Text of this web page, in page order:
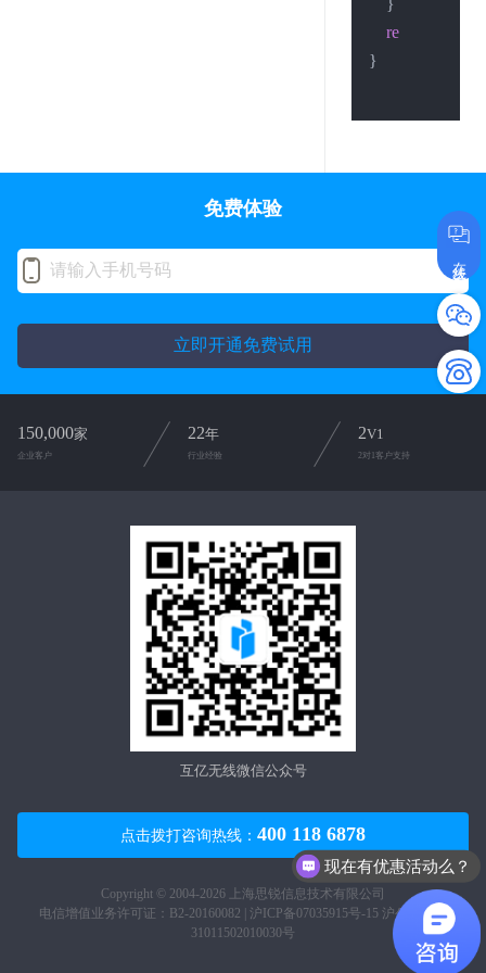
    }
return
}
在线咨询
免费体验
立即开通免费试用
150,000家
企业客户
22年
行业经验
2V1
2对1客户支持
互亿无线微信公众号
点击拨打咨询热线： 400 118 6878
Copyright © 2004-2026 上海思锐信息技术有限公司
电信增值业务许可证：B2-20160082 | 沪ICP备07035915号-15 沪公网安备
31011502010030号
现在有优惠活动么？